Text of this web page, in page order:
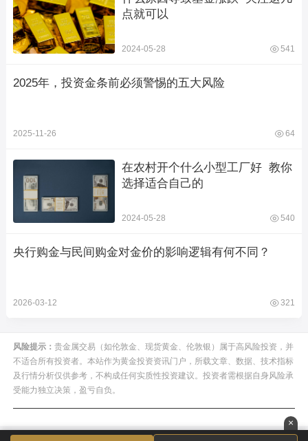
点就可以
2024-05-28 541
2025年，投资金条前必须警惕的五大风险
2025-11-26 64
在农村开个什么小型工厂好  教你
选择适合自己的
2024-05-28 540
央行购金与民间购金对金价的影响逻辑有何不同？
2026-03-12 321
风险提示： 贵金属交易（如伦敦金、现货黄金、伦敦银）属于高风险投资，并
不适合所有投资者。本站作为黄金投资资讯门户，所载文章、数据、技术指标
及行情分析仅供参考，不构成任何实质性投资建议。投资者需根据自身风险承
受能力独立决策，盈亏自负。
×